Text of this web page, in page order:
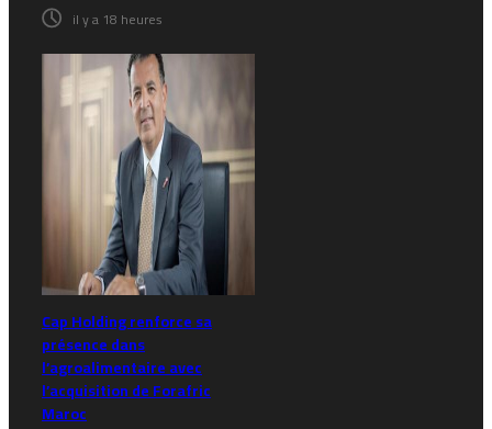
il y a 18 heures
Cap Holding renforce sa
présence dans
l’agroalimentaire avec
l’acquisition de Forafric
Maroc